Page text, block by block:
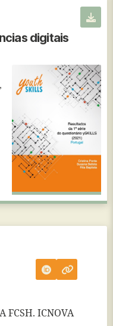
digitais
FCSH. ICNOVA